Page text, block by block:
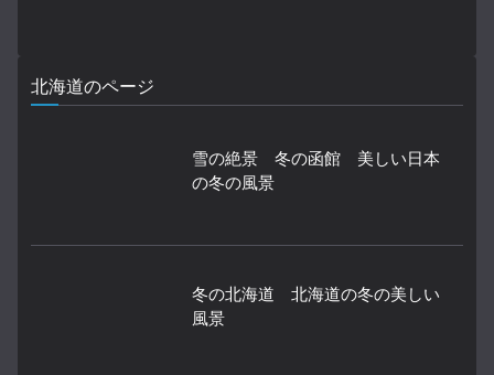
北海道のページ
雪の絶景 冬の函館 美しい日本
の冬の風景
冬の北海道 北海道の冬の美しい
風景